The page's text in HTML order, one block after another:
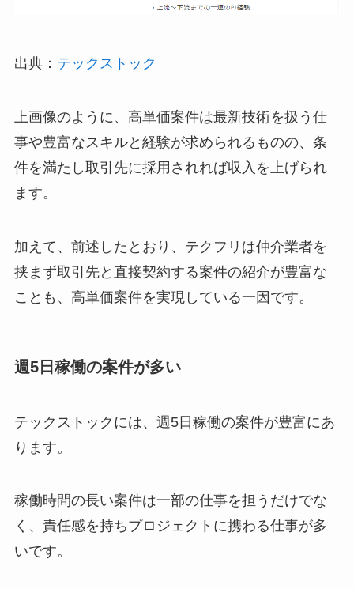
出典： テックストック
上画像のように、高単価案件は最新技術を扱う仕
事や豊富なスキルと経験が求められるものの、条
件を満たし取引先に採用されれば収入を上げられ
ます。
加えて、前述したとおり、テクフリは仲介業者を
挟まず取引先と直接契約する案件の紹介が豊富な
ことも、高単価案件を実現している一因です。
週5日稼働の案件が多い
テックストックには、週5日稼働の案件が豊富にあ
ります。
稼働時間の長い案件は一部の仕事を担うだけでな
く、責任感を持ちプロジェクトに携わる仕事が多
いです。